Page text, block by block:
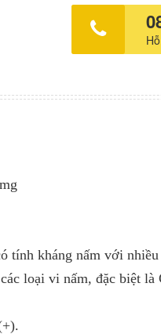
3 tháng đầu thai kỳ. 6.TÁC DỤNG KHÔNG MONG
hiếm xảy ra
đay. -Thông báo
đi ngủ. -Nếu
tính kháng nấm với
loại vi nấm, đặc biệt là